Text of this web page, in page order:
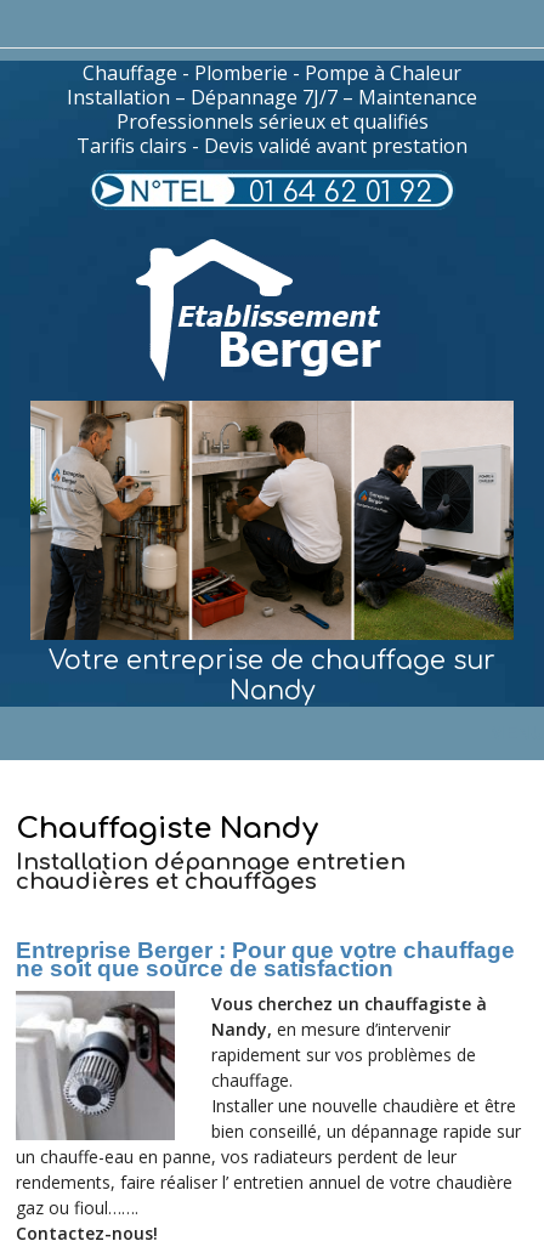
Chauffage - Plomberie - Pompe à Chaleur
Installation – Dépannage 7J/7 – Maintenance
Professionnels sérieux et qualifiés
Tarifis clairs - Devis validé avant prestation
01 64 62 01 92
Votre entreprise de chauffage sur
Nandy
Chauffagiste Nandy
Installation dépannage entretien
chaudières et chauffages
Entreprise Berger : Pour que votre chauffage
ne soit que source de satisfaction
Vous cherchez un chauffagiste à
Nandy, en mesure d’intervenir
rapidement sur vos problèmes de
chauffage.
Installer une nouvelle chaudière et être
bien conseillé, un dépannage rapide sur
un chauffe-eau en panne, vos radiateurs perdent de leur
rendements, faire réaliser l’ entretien annuel de votre chaudière
gaz ou fioul…….
Contactez-nous!